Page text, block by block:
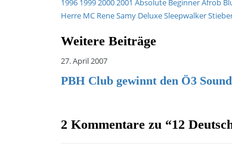
1996 199920002001 Absolute BeginnerAfrob
Herre MC ReneSamy DeluxeSleepwalker
Weitere Beiträge
27. April 2007
PBH Club gewinnt den Ö3
2 Kommentare zu “12